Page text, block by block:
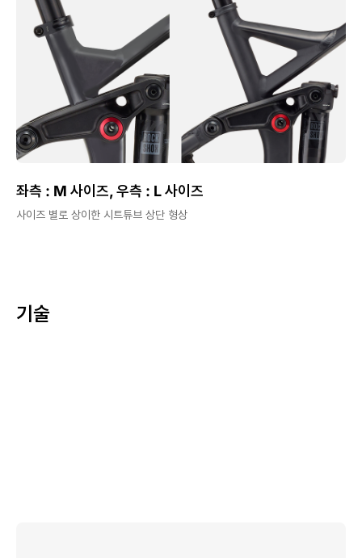
좌측 : M 사이즈, 우측 : L 사이즈
사이즈 별로 상이한 시트튜브 상단 형상
기술